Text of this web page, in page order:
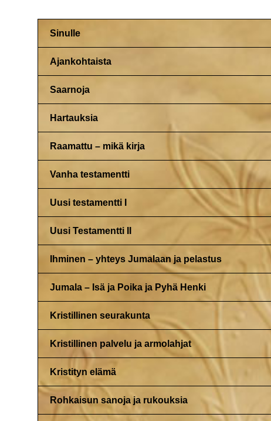
Sinulle
Ajankohtaista
Saarnoja
Hartauksia
Raamattu – mikä kirja
Vanha testamentti
Uusi testamentti I
Uusi Testamentti II
Ihminen – yhteys Jumalaan ja pelastus
Jumala – Isä ja Poika ja Pyhä Henki
Kristillinen seurakunta
Kristillinen palvelu ja armolahjat
Kristityn elämä
Rohkaisun sanoja ja rukouksia